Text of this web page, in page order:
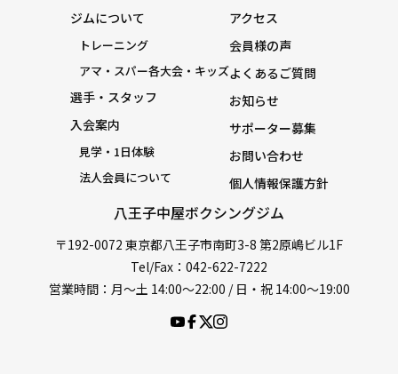
八王子中屋ボクシングジム
〒192-0072 東京都八王子市南町3-8 第2原嶋ビル1F
Tel/Fax：042-622-7222
営業時間：月〜土 14:00〜22:00 / 日・祝 14:00〜19:00
ジムについて
トレーニング
アマ・スパー各大会・キッズ
選手・スタッフ
入会案内
見学・1日体験
法人会員について
アクセス
会員様の声
よくあるご質問
お知らせ
サポーター募集
お問い合わせ
個人情報保護方針